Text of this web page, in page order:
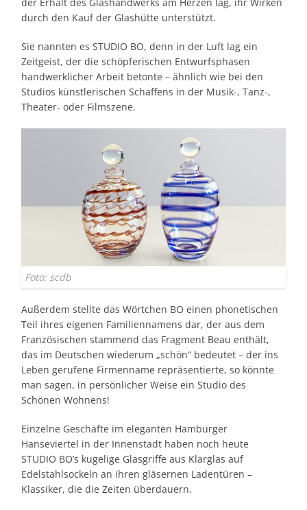
der Erhalt des Glashandwerks am Herzen lag, ihr Wirken
durch den Kauf der Glashütte unterstützt.
Sie nannten es STUDIO BO, denn in der Luft lag ein
Zeitgeist, der die schöpferischen Entwurfsphasen
handwerklicher Arbeit betonte – ähnlich wie bei den
Studios künstlerischen Schaffens in der Musik-, Tanz-,
Theater- oder Filmszene.
Foto: scdb
Außerdem stellte das Wörtchen BO einen phonetischen
Teil ihres eigenen Familiennamens dar, der aus dem
Französischen stammend das Fragment Beau enthält,
das im Deutschen wiederum „schön“ bedeutet – der ins
Leben gerufene Firmenname repräsentierte, so könnte
man sagen, in persönlicher Weise ein Studio des
Schönen Wohnens!
Einzelne Geschäfte im eleganten Hamburger
Hanseviertel in der Innenstadt haben noch heute
STUDIO BO’s kugelige Glasgriffe aus Klarglas auf
Edelstahlsockeln an ihren gläsernen Ladentüren –
Klassiker, die die Zeiten überdauern.